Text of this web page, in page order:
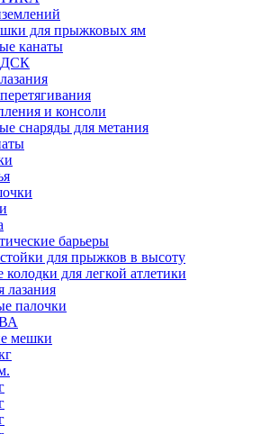
для прыжковых ям
канаты
ДСК
и консоли
снаряды для метания
барьеры
для прыжков в высоту
колодки для легкой атлетики
лазания
палочки
мешки